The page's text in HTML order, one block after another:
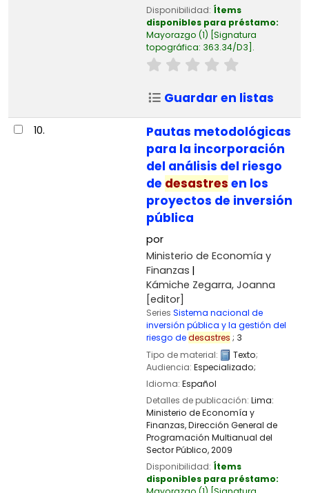
Disponibilidad: Ítems
disponibles para préstamo:
Mayorazgo (1) Signatura
topográfica: 363.34/D3 .
Guardar en listas
10.
Pautas metodológicas
para la incorporación
del análisis del riesgo
de desastres en los
proyectos de inversión
pública
por
Ministerio de Economía y
Finanzas
Kámiche Zegarra, Joanna
[editor]
Series Sistema nacional de
inversión pública y la gestión del
riesgo dedesastres ; 3
Tipo de material:
Texto;
Audiencia: Especializado;
Idioma: Español
Detalles de publicación: Lima:
Ministerio de Economía y
Finanzas, Dirección General de
Programación Multianual del
Sector Público,2009
Disponibilidad: Ítems
disponibles para préstamo: